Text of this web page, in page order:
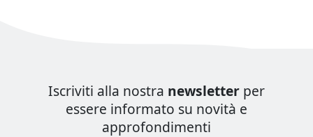
Iscriviti alla nostra newsletter per
essere informato su novità e
approfondimenti